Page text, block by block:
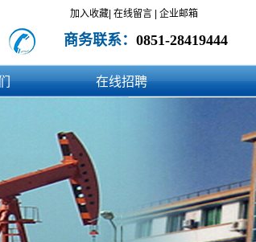
加入收藏| 在线留言 企业邮箱
商务联系： 0851-28419444
在线招聘